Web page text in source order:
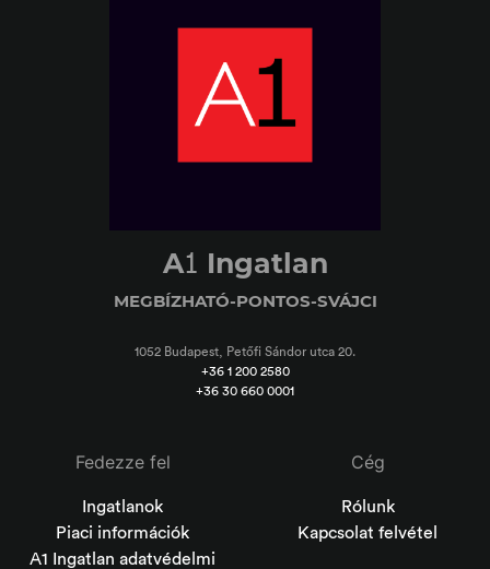
A1 Ingatlan
MEGBÍZHATÓ-PONTOS-SVÁJCI
1052 Budapest, Petőfi Sándor utca 20.
+36 1 200 2580
+36 30 660 0001
Fedezze fel
Ingatlanok
Piaci információk
A1 Ingatlan adatvédelmi
Cég
Rólunk
Kapcsolat felvétel